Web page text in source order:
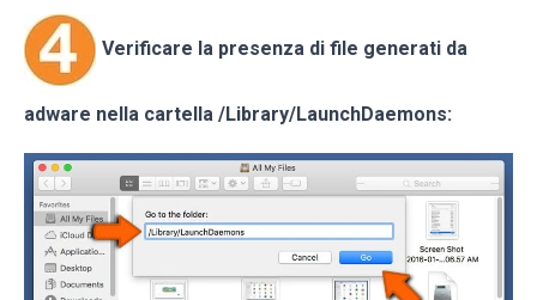
Verificare la presenza di file generati da
adware nella cartella /Library/LaunchDaemons: